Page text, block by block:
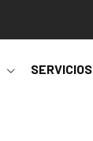
SERVICIOS